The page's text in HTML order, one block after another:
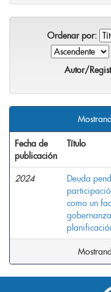
Ordenar por:
Autor/
Fecha de
publicación
Título
2024
Deuda
como un